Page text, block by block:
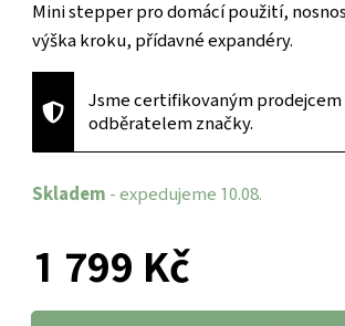
Mini stepper pro domácí použití,
výška kroku, přídavné expandéry.
Jsme certifikovaným
odběratelem značky.
Skladem - expedujeme 10.08.
1 799 Kč